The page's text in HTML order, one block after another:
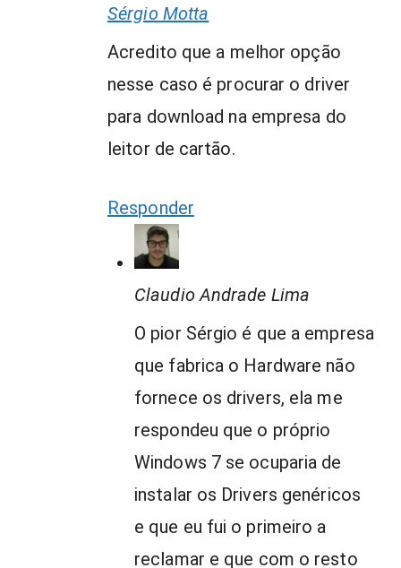
Sérgio Motta
Acredito que a melhor opção
nesse caso é procurar o driver
para download na empresa do
leitor de cartão.
Responder
Claudio Andrade Lima
O pior Sérgio é que a empresa
que fabrica o Hardware não
fornece os drivers, ela me
respondeu que o próprio
Windows 7 se ocuparia de
instalar os Drivers genéricos
e que eu fui o primeiro a
reclamar e que com o resto